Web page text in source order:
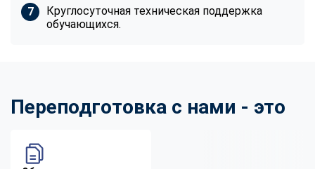
Круглосуточная техническая поддержка
обучающихся.
Переподготовка с нами - это